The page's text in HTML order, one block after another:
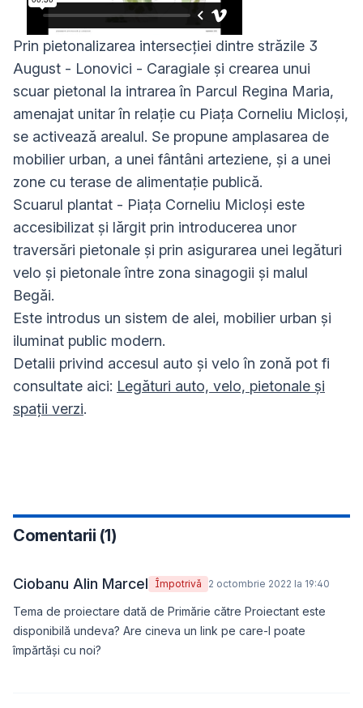
Prin pietonalizarea intersecției dintre străzile 3
August - Lonovici - Caragiale și crearea unui
scuar pietonal la intrarea în Parcul Regina Maria,
amenajat unitar în relație cu Piața Corneliu Micloși,
se activează arealul. Se propune amplasarea de
mobilier urban, a unei fântâni arteziene, și a unei
zone cu terase de alimentație publică.
Scuarul plantat - Piața Corneliu Micloși este
accesibilizat și lărgit prin introducerea unor
traversări pietonale și prin asigurarea unei legături
velo și pietonale între zona sinagogii și malul
Begăi.
Este introdus un sistem de alei, mobilier urban și
iluminat public modern.
Detalii privind accesul auto și velo în zonă pot fi
consultate aici: Legături auto, velo, pietonale și
spații verzi.
Comentarii (1)
Ciobanu Alin Marcel Împotrivă 2 octombrie 2022 la 19:40
Tema de proiectare dată de Primărie către Proiectant este
disponibilă undeva? Are cineva un link pe care-l poate
împărtăși cu noi?